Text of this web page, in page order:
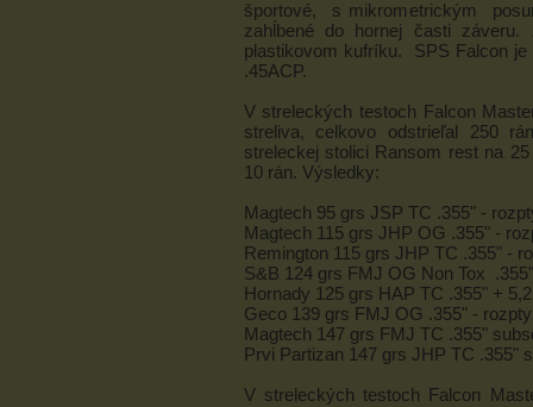
športové, s mikrometrickým
zahĺbené do hornej časti
plastikovom kufríku. SPS Falcon
.45ACP.
V streleckých testoch Falcon
streliva, celkovo odstrieľal 250
streleckej stolici Ransom rest na
10 rán. Výsledky:
Magtech 95 grs JSP TC .355" -
Magtech 115 grs JHP OG .355" -
Remington 115 grs JHP TC .355" -
S&B 124 grs FMJ OG Non Tox
Hornady 125 grs HAP TC .355" +
Geco 139 grs FMJ OG .355" -
Magtech 147 grs FMJ TC .355"
Prvi Partizan 147 grs JHP TC
V streleckých testoch Falcon